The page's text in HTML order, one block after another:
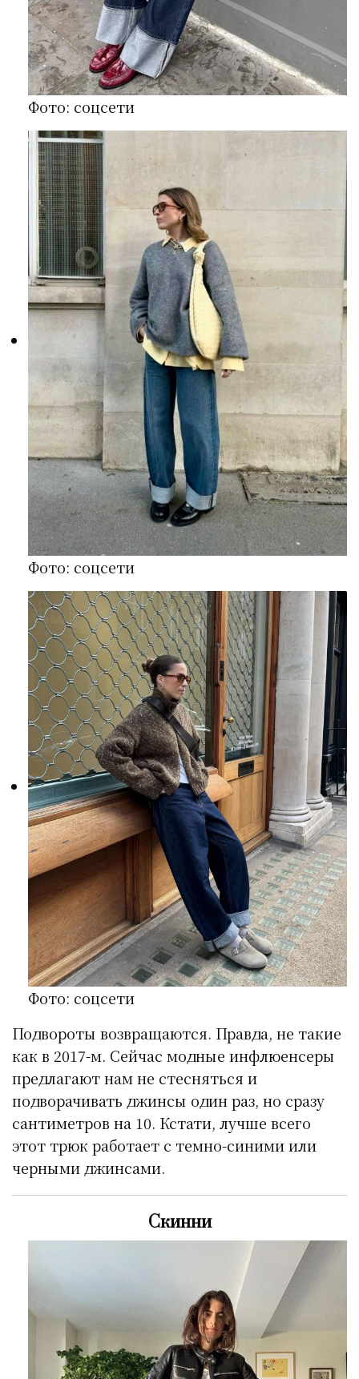
Фото: соцсети
Фото: соцсети
Фото: соцсети
Подвороты возвращаются. Правда, не такие
как в 2017-м. Сейчас модные инфлюенсеры
предлагают нам не стесняться и
подворачивать джинсы один раз, но сразу
сантиметров на 10. Кстати, лучше всего
этот трюк работает с темно-синими или
черными джинсами.
Скинни